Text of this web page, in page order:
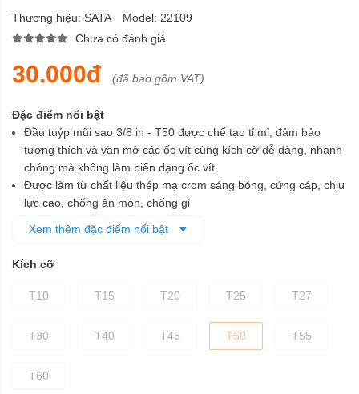
Thương hiệu: SATA Model: 22109
Chưa có đánh giá
30.000đ (đã bao gồm VAT)
Đặc điểm nổi bật
Đầu tuýp mũi sao 3/8 in - T50 được chế tạo tỉ mỉ, đảm bảo
tương thích và vặn mở các ốc vít cùng kích cỡ dễ dàng, nhanh
chóng mà không làm biến dạng ốc vít
Được làm từ chất liệu thép mạ crom sáng bóng, cứng cáp, chịu
lực cao, chống ăn mòn, chống gỉ
Phần đế được xử lý nhiệt và mạ crom giúp tăng độ bền chắc
Xem thêm đặc điểm nổi bật
Kích cỡ
T10 T15 T20 T25 T27
T30 T40 T45 T50 T55
T60